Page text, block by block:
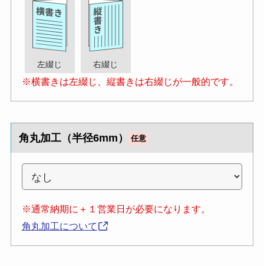
左綴じ 右綴じ
※横書きは左綴じ、縦書きは右綴じが一般的です。
角丸加工（半径6mm） 任意
※通常納期に＋１営業日が必要になります。
角丸加工について